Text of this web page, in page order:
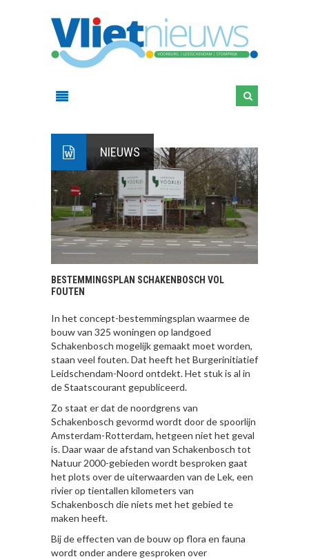
NIEUWS
BESTEMMINGSPLAN SCHAKENBOSCH VOL
FOUTEN
In het concept-bestemmingsplan waarmee de
bouw van 325 woningen op landgoed
Schakenbosch mogelijk gemaakt moet worden,
staan veel fouten. Dat heeft het Burgerinitiatief
Leidschendam-Noord ontdekt. Het stuk is al in
de Staatscourant gepubliceerd.
Zo staat er dat de noordgrens van
Schakenbosch gevormd wordt door de spoorlijn
Amsterdam-Rotterdam, hetgeen niet het geval
is. Daar waar de afstand van Schakenbosch tot
Natuur 2000-gebieden wordt besproken gaat
het plots over de uiterwaarden van de Lek, een
rivier op tientallen kilometers van
Schakenbosch die niets met het gebied te
maken heeft.
Bij de effecten van de bouw op flora en fauna
wordt onder andere gesproken over